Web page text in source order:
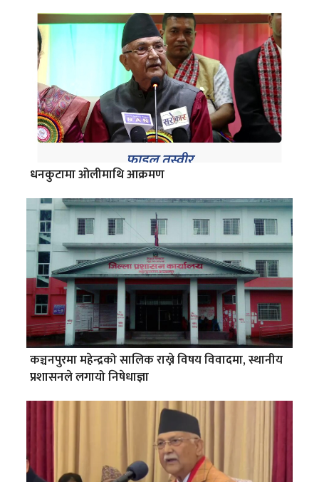
धनकुटामा ओलीमाथि आक्रमण
कञ्चनपुरमा महेन्द्रको सालिक राख्ने विषय विवादमा, स्थानीय
प्रशासनले लगायो निषेधाज्ञा